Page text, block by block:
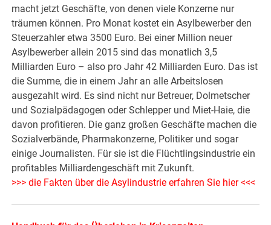
macht jetzt Geschäfte, von denen viele Konzerne nur
träumen können. Pro Monat kostet ein Asylbewerber den
Steuerzahler etwa 3500 Euro. Bei einer Million neuer
Asylbewerber allein 2015 sind das monatlich 3,5
Milliarden Euro – also pro Jahr 42 Milliarden Euro. Das ist
die Summe, die in einem Jahr an alle Arbeitslosen
ausgezahlt wird. Es sind nicht nur Betreuer, Dolmetscher
und Sozialpädagogen oder Schlepper und Miet-Haie, die
davon profitieren. Die ganz großen Geschäfte machen die
Sozialverbände, Pharmakonzerne, Politiker und sogar
einige Journalisten. Für sie ist die Flüchtlingsindustrie ein
profitables Milliardengeschäft mit Zukunft.
>>> die Fakten über die Asylindustrie erfahren Sie hier <<<